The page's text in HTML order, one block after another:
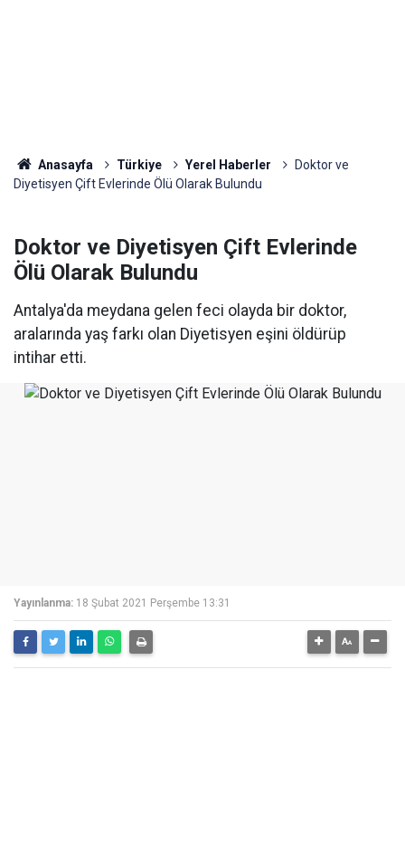
Anasayfa Türkiye Yerel Haberler
Doktor ve
Diyetisyen Çift Evlerinde Ölü Olarak Bulundu
Doktor ve Diyetisyen Çift Evlerinde
Ölü Olarak Bulundu
Antalya'da meydana gelen feci olayda bir doktor,
aralarında yaş farkı olan Diyetisyen eşini öldürüp
intihar etti.
Yayınlanma: 18 Şubat 2021 Perşembe 13:31